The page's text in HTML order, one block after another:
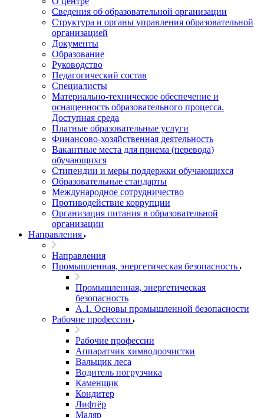
Сведения об образовательной организации
Структура и органы управления образовательной
организацией
Документы
Образование
Руководство
Педагогический состав
Специалисты
Материально-техническое обеспечение и
оснащенность образовательного процесса.
Доступная среда
Платные образовательные услуги
Финансово-хозяйственная деятельность
Вакантные места для приема (перевода)
обучающихся
Стипендии и меры поддержки обучающихся
Образовательные стандарты
Международное сотрудничество
Противодействие коррупции
Организация питания в образовательной
организации
Направления
Направления
Промышленная, энергетическая безопасность
Промышленная, энергетическая
безопасность
А.1. Основы промышленной безопасности
Рабочие профессии
Рабочие профессии
Аппаратчик химводоочистки
Вальщик леса
Водитель погрузчика
Каменщик
Кондитер
Лифтёр
Маляр